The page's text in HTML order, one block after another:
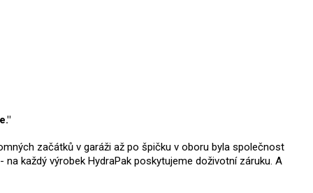
začátků v garáži až po špičku v oboru byla společnost
každý výrobek HydraPak poskytujeme doživotní záruku. A